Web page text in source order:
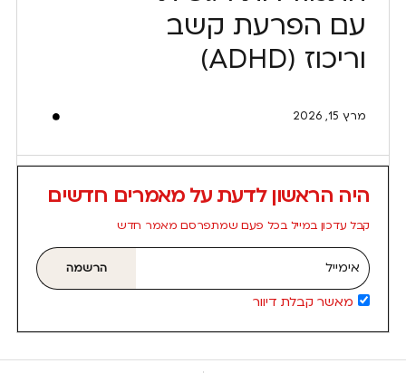
עם הפרעת קשב
וריכוז (ADHD)
מרץ 15, 2026
היה הראשון לדעת על מאמרים חדשים
קבל עדכון במייל בכל פעם שמתפרסם מאמר חדש
אימייל
מאשר קבלת דיוור
הרשמה